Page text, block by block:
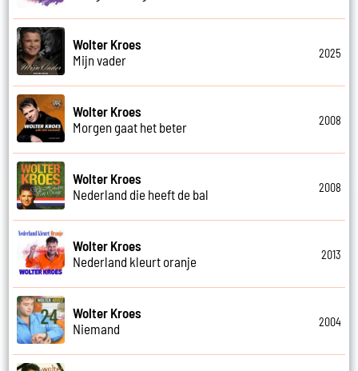
Wolter Kroes
Mijn vader
2025
Wolter Kroes
Morgen gaat het beter
2008
Wolter Kroes
Nederland die heeft de bal
2008
Wolter Kroes
Nederland kleurt oranje
2013
Wolter Kroes
Niemand
2004